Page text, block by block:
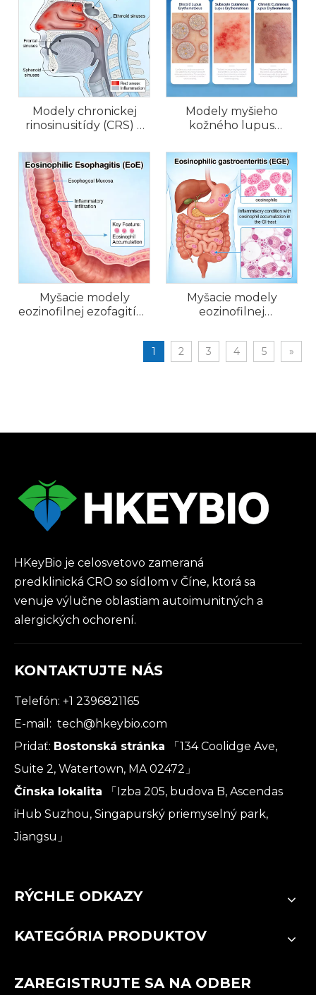
Modely chronickej
rinosinusitídy (CRS) a
myší
Modely myšieho
kožného lupus
Myšacie modely
eozinofilnej ezofagitídy
Myšacie modely
eozinofilnej
1 2 3 4 5 »
HKeyBio je celosvetovo zameraná
predklinická CRO so sídlom v Číne, ktorá sa
venuje výlučne oblastiam autoimunitných a
alergických ochorení.
KONTAKTUJTE NÁS
Telefón: +1 2396821165
E-mail: tech@hkeybio.com
Pridať: Bostonská stránka
「134 Coolidge Ave,
Suite 2, Watertown, MA 02472」
Čínska lokalita
「Izba 205, budova B, Ascendas
iHub Suzhou, Singapurský priemyselný park,
Jiangsu」
RÝCHLE ODKAZY
KATEGÓRIA PRODUKTOV
ZAREGISTRUJTE SA NA ODBER